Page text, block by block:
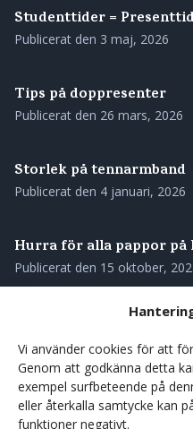
Vi använder cookies för att
Genom att godkänna detta
exempel surfbeteende på
eller återkalla samtycke kan
funktioner negativt.
Studenttider =
Publicerat den 3 maj, 2026
Tips på doppresenter
Publicerat den 26 mars, 2026
Storlek på tennarmband
Publicerat den 4 januari, 2026
Hurra för alla pappor på
Publicerat den 15 oktober,
Skötselråd för ditt
Publicerat den28 augusti,
Våra tennarmband –
rötterna i norr